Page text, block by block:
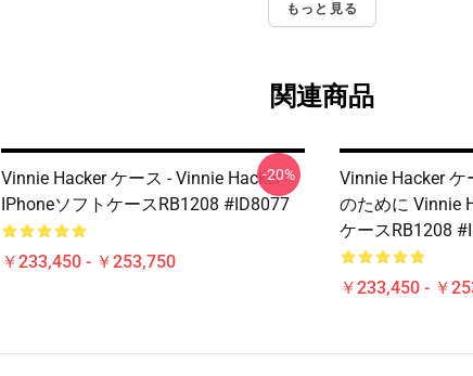
もっと見る
関連商品
Vinnie Hacker ケース - Vinnie Hacker
IPhoneソフトケースRB1208 #ID8077
￥233,450 - ￥253,750
-20%
Vinnie Hacker
のために Vinnie
ケースRB1208
￥233,450 - ￥